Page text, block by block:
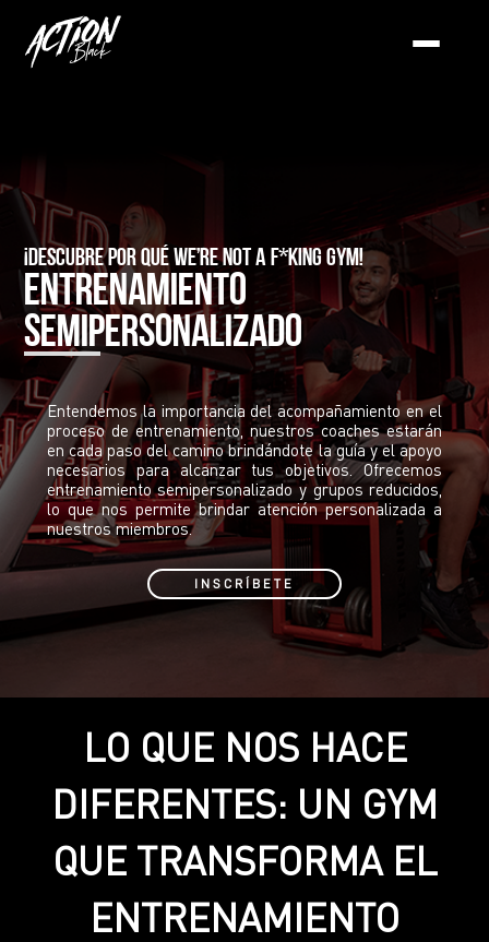
¡DESCUBRE POR QUÉ We’re not a f*king gym!
ENTRENAMIENTO
SEMIPERSONALIZADO
Entendemos la importancia del acompañamiento en el
proceso de entrenamiento, nuestros coaches estarán
en cada paso del camino brindándote la guía y el apoyo
necesarios para alcanzar tus objetivos. Ofrecemos
entrenamiento semipersonalizado y grupos reducidos,
lo que nos permite brindar atención personalizada a
nuestros miembros.
INSCRÍBETE
LO QUE NOS HACE
DIFERENTES: UN GYM
QUE TRANSFORMA EL
ENTRENAMIENTO